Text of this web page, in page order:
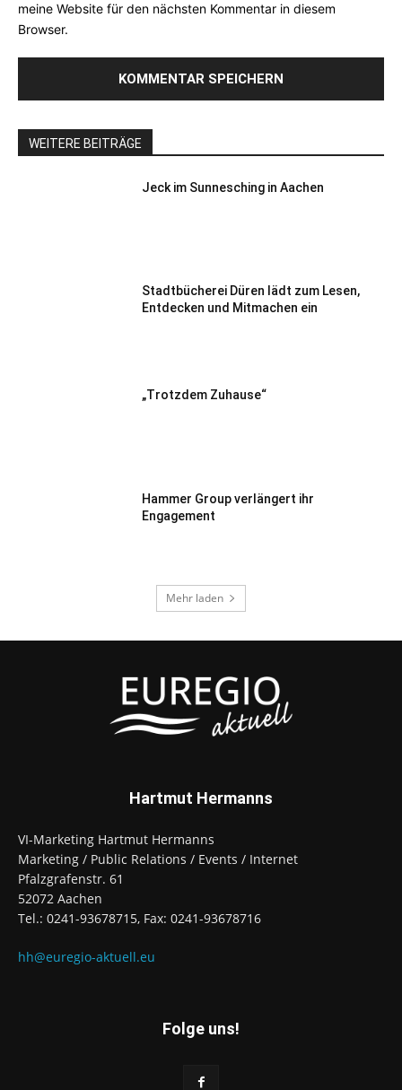
meine Website für den nächsten Kommentar in diesem
Browser.
WEITERE BEITRÄGE
Jeck im Sunnesching in Aachen
Stadtbücherei Düren lädt zum Lesen,
Entdecken und Mitmachen ein
„Trotzdem Zuhause“
Hammer Group verlängert ihr
Engagement
Mehr laden
Hartmut Hermanns
VI-Marketing Hartmut Hermanns
Marketing / Public Relations / Events / Internet
Pfalzgrafenstr. 61
52072 Aachen
Tel.: 0241-93678715, Fax: 0241-93678716
hh@euregio-aktuell.eu
Folge uns!